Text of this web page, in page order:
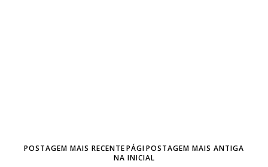
POSTAGEM MAIS RECENTE POSTAGEM MAIS ANTIGA
PÁGI
NA INICIAL